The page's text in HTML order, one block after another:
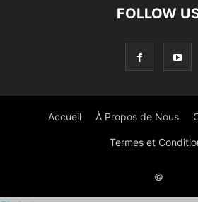
FOLLOW
Accueil À Propos de Nous
Termes et
©